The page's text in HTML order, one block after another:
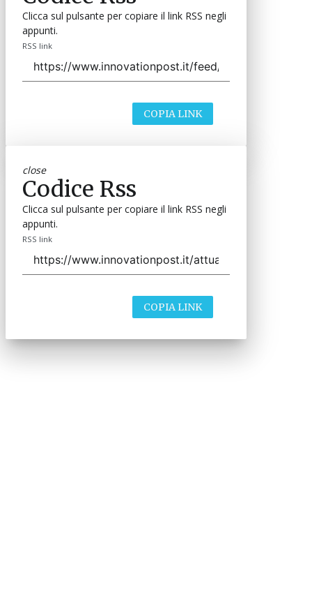
Clicca sul pulsante per copiare il link RSS negli
appunti.
RSS link
COPIA LINK
close
Codice Rss
Clicca sul pulsante per copiare il link RSS negli
appunti.
RSS link
COPIA LINK